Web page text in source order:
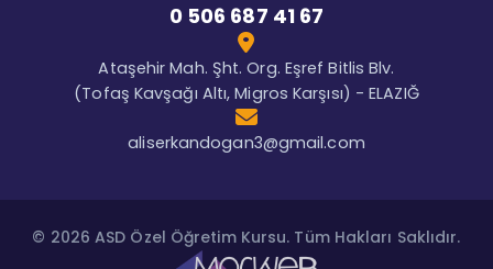
0 506 687 41 67
Ataşehir Mah. Şht. Org. Eşref Bitlis Blv.
(Tofaş Kavşağı Altı, Migros Karşısı) - ELAZIĞ
aliserkandogan3@gmail.com
© 2026 ASD Özel Öğretim Kursu. Tüm Hakları Saklıdır.